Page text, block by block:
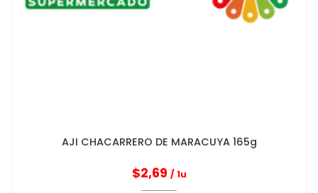
AJI CHACARRERO DE MARACUYA 165g
$2,69 / 1u